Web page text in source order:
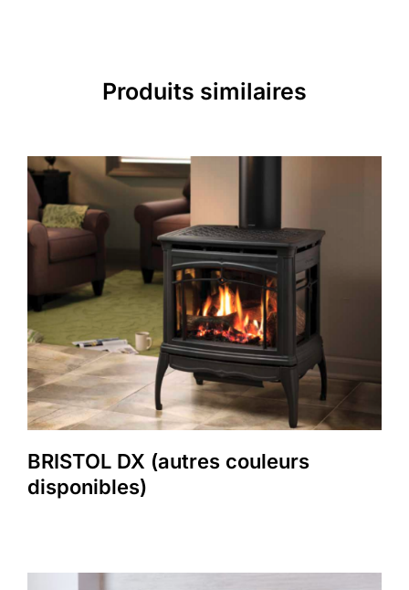
Produits similaires
BRISTOL DX (autres couleurs
disponibles)